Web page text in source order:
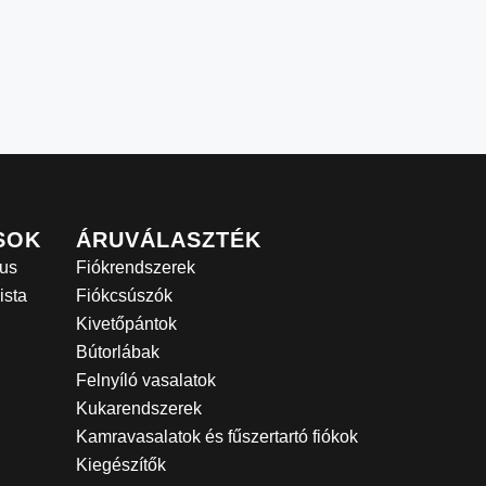
ÁRUVÁLASZTÉK
Fiókrendszerek
Fiókcsúszók
Kivetőpántok
Bútorlábak
Felnyíló vasalatok
Kukarendszerek
Kamravasalatok és fűszertartó fiókok
Kiegészítők